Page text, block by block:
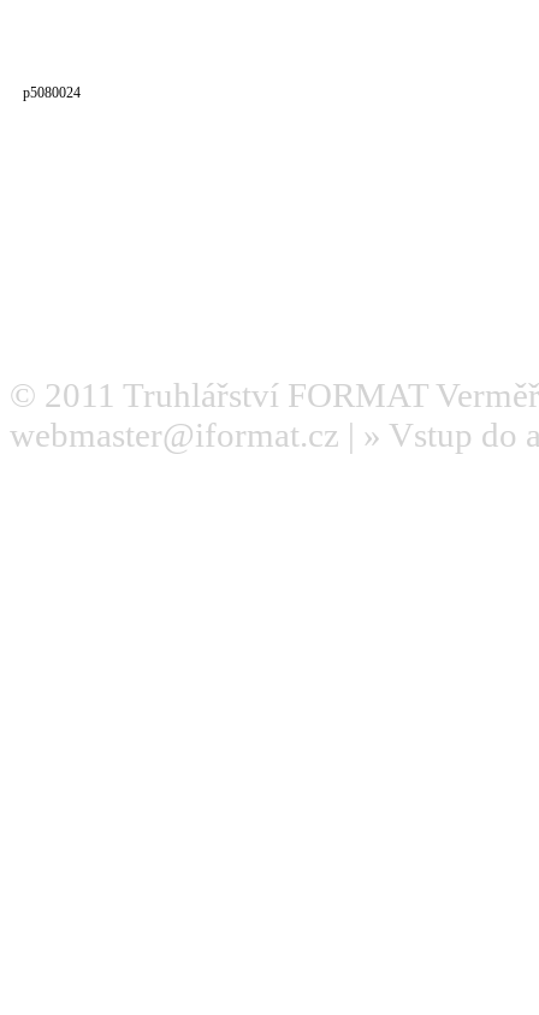
p5080024
© 2011 Truhlářství FORMAT
webmaster@iformat.cz | » Vstup do